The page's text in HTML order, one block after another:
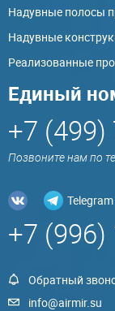
Надувные полосы
Надувные
Реализованные
Единый
+7 (499)
Позвоните нам по
Telegram
+7 (996)
Обратный
info@airmir.su